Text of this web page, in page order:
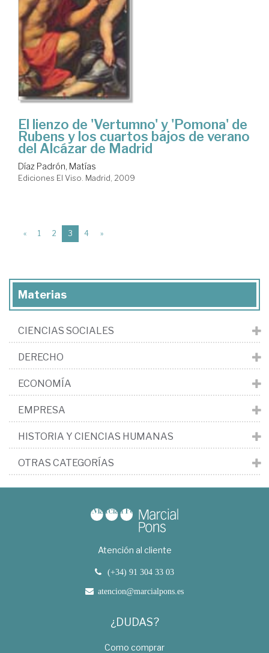
El lienzo de 'Vertumno' y 'Pomona' de
Rubens y los cuartos bajos de verano
del Alcázar de Madrid
Díaz Padrón, Matías
Ediciones El Viso. Madrid, 2009
« 1 2 3 (current)
4 »
Materias
CIENCIAS SOCIALES
DERECHO
ECONOMÍA
EMPRESA
HISTORIA Y CIENCIAS HUMANAS
OTRAS CATEGORÍAS
Atención al cliente
(+34) 91 304 33 03
atencion@marcialpons.es
¿DUDAS?
Como comprar